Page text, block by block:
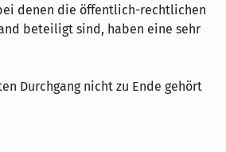
denen die öffentlich-rechtlichen
beteiligt sind, haben eine sehr
Durchgang nicht zu Ende gehört